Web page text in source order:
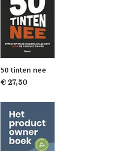
50 tinten nee
€ 27,50